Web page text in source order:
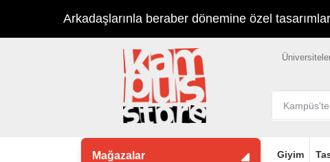
Arkadaşlarınla beraber dönemine özel
Mağazalar Giyim